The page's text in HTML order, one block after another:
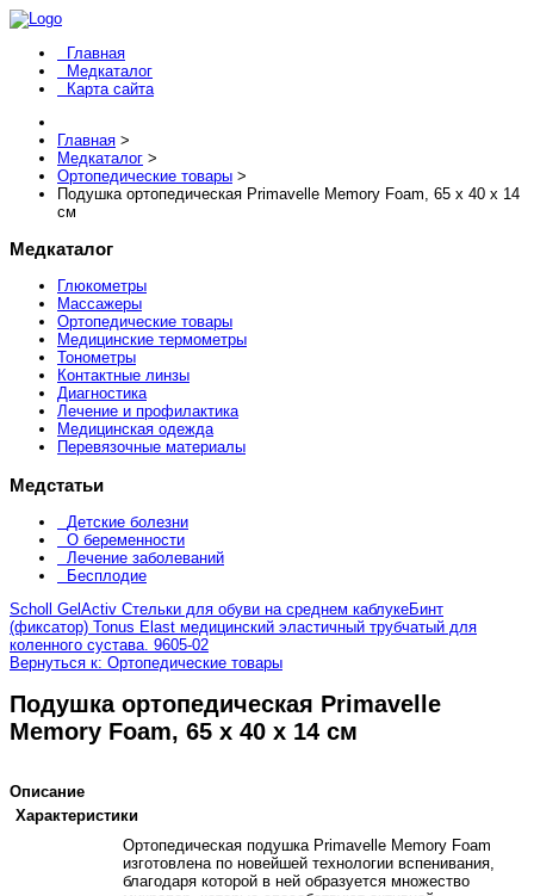
Главная
Медкаталог
Карта сайта
Главная >
Медкаталог >
Ортопедические товары >
Подушка ортопедическая Primavelle Memory Foam, 65 x 40 x 14
см
Медкаталог
Глюкометры
Массажеры
Ортопедические товары
Медицинские термометры
Тонометры
Контактные линзы
Диагностика
Лечение и профилактика
Медицинская одежда
Перевязочные материалы
Медстатьи
Детские болезни
О беременности
Лечение заболеваний
Бесплодие
Scholl GelActiv Стельки для обуви на среднем каблукеБинт
(фиксатор) Tonus Elast медицинский эластичный трубчатый для
коленного сустава. 9605-02
Вернуться к: Ортопедические товары
Подушка ортопедическая Primavelle
Memory Foam, 65 x 40 x 14 см
Описание
Характеристики
Ортопедическая подушка Primavelle Memory Foam
изготовлена по новейшей технологии вспенивания,
благодаря которой в ней образуется множество